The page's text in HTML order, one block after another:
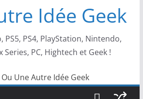
Idée Geek
PS5, PS4, PlayStation, Nintendo,
Series, PC, Hightech et Geek !